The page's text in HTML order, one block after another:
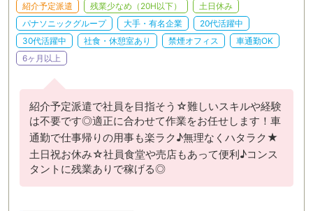
紹介予定派遣 残業少なめ（20H以下）
土日休み
パナソニックグループ
大手・有名企業
20代活躍中
30代活躍中
社食・休憩室あり 禁煙オフィス
車通勤OK
6ヶ月以上
紹介予定派遣で社員を目指そう☆難しいスキルや経験
は不要です◎適正に合わせて作業をお任せします！車
通勤で仕事帰りの用事も楽ラク♪無理なくハタラク★
土日祝お休み☆社員食堂や売店もあって便利♪コンス
タントに残業ありで稼げる◎